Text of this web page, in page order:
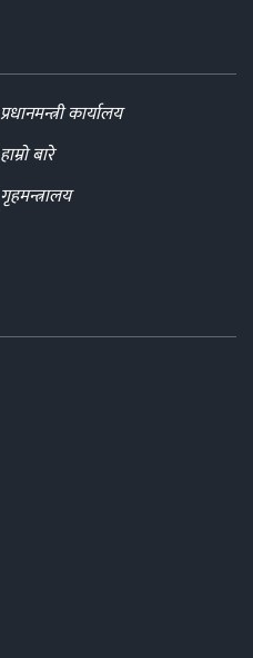
प्रधानमन्त्री कार्यालय
हाम्रो बारे
गृहमन्त्रालय